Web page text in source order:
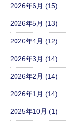
2026年6月 (15)
2026年5月 (13)
2026年4月 (12)
2026年3月 (14)
2026年2月 (14)
2026年1月 (14)
2025年10月 (1)